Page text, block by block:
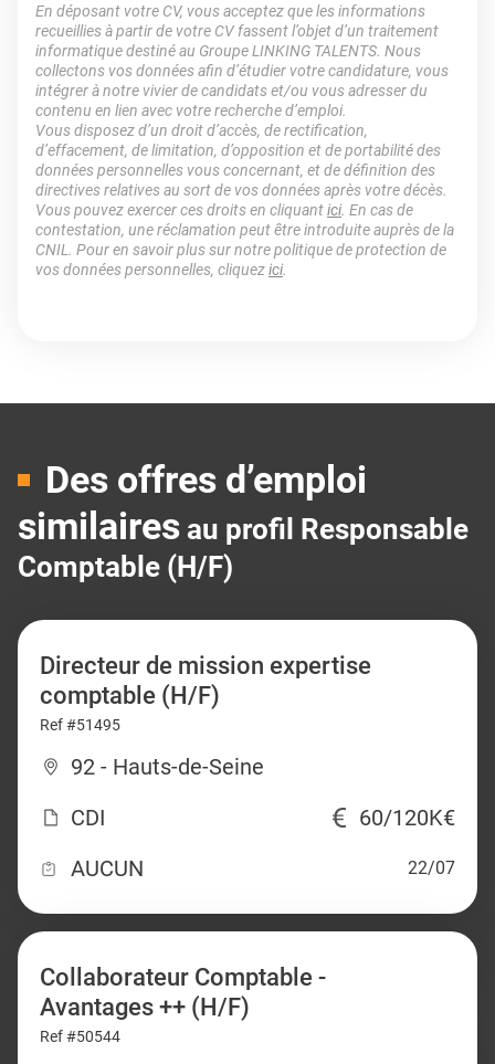
En déposant votre CV, vous acceptez que les informations
recueillies à partir de votre CV fassent l’objet d’un traitement
informatique destiné au Groupe LINKING TALENTS. Nous
collectons vos données afin d’étudier votre candidature, vous
intégrer à notre vivier de candidats et/ou vous adresser du
contenu en lien avec votre recherche d’emploi.
Vous disposez d’un droit d’accès, de rectification,
d’effacement, de limitation, d’opposition et de portabilité des
données personnelles vous concernant, et de définition des
directives relatives au sort de vos données après votre décès.
Vous pouvez exercer ces droits en cliquantici. En cas de
contestation, une réclamation peut être introduite auprès de la
CNIL. Pour en savoir plus sur notre politique de protection de
vos données personnelles, cliquezici.
Des offres d’emploi
similaires au profil Responsable
Comptable (H/F)
Directeur de mission expertise
comptable (H/F)
Ref #51495
92 - Hauts-de-Seine
CDI
60/120K€
AUCUN
22/07
Collaborateur Comptable -
Avantages ++ (H/F)
Ref #50544